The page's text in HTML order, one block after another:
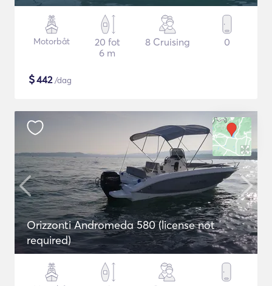
Motorbåt
20 fot
6 m
8 Cruising 0
$442/dag
Orizzonti Andromeda 580 (license not
required)